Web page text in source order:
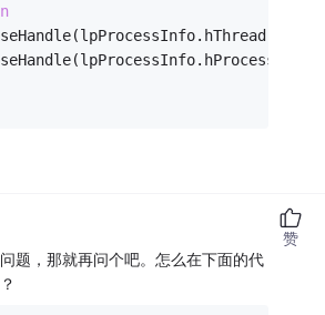
题，那就再问个吧。怎么在下面的代
赞